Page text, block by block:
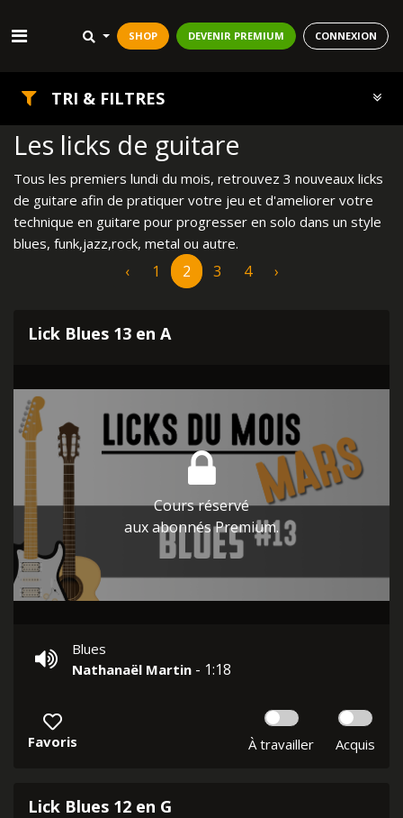
SHOP DEVENIR PREMIUM CONNEXION
TRI & FILTRES
Les licks de guitare
Tous les premiers lundi du mois, retrouvez 3 nouveaux licks
de guitare afin de pratiquer votre jeu et d'ameliorer votre
technique en guitare pour progresser en solo dans un style
blues, funk,jazz,rock, metal ou autre.
‹ 1 2 3 4 ›
Lick Blues 13 en A
Cours réservé
aux abonnés Premium.
Blues
Nathanaël Martin - 1:18
Favoris À travailler Acquis
Lick Blues 12 en G